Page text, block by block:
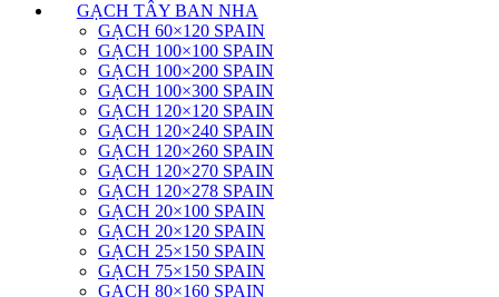
GẠCH TÂY BAN NHA
GẠCH 60×120 SPAIN
GẠCH 100×100 SPAIN
GẠCH 100×200 SPAIN
GẠCH 100×300 SPAIN
GẠCH 120×120 SPAIN
GẠCH 120×240 SPAIN
GẠCH 120×260 SPAIN
GẠCH 120×270 SPAIN
GẠCH 120×278 SPAIN
GẠCH 20×100 SPAIN
GẠCH 20×120 SPAIN
GẠCH 25×150 SPAIN
GẠCH 75×150 SPAIN
GẠCH 80×160 SPAIN